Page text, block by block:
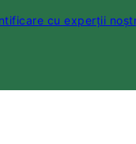
cu experții